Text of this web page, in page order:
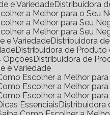
e Variedade
Distribuidora
a Melhor para o Seu
a Melhor para Seu
a Melhor para Seu
e Variedade
Distribuidora
Distribuidora de
Opções
Distribuidora de
e Variedade
Escolher a Melhor
Escolher a Melhor
Escolher a Melhor
Essenciais